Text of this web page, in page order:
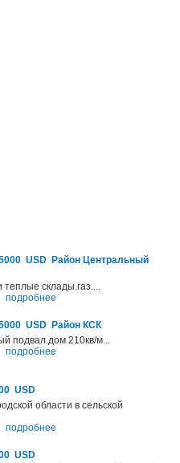
USD Район Центральный
склады.газ....
подробнее
USD Район КСК
подвал.дом 210кв/м...
подробнее
USD
области в сельской
подробнее
USD